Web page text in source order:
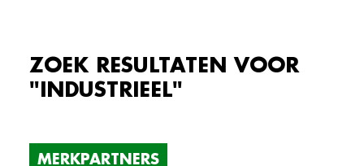
ZOEK RESULTATEN VOOR
"INDUSTRIEEL"
MERKPARTNERS